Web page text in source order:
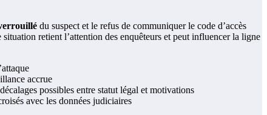
du suspect et le refus de communiquer le code d’accès
retient l’attention des enquêteurs et peut influencer la ligne
accrue
possibles entre statut légal et motivations
avec les données judiciaires